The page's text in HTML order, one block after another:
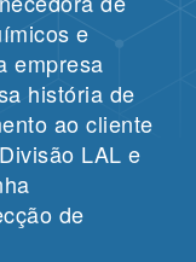
e
empresa
história de
ao cliente
LAL e
de